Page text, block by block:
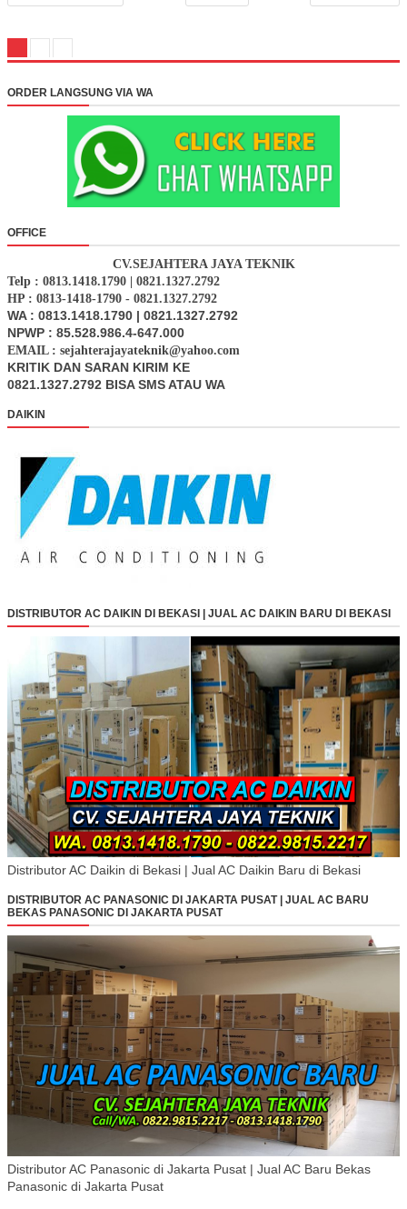
ORDER LANGSUNG VIA WA
OFFICE
CV.SEJAHTERA JAYA TEKNIK
Telp : 0813.1418.1790 | 0821.1327.2792
HP : 0813-1418-1790 - 0821.1327.2792
WA : 0813.1418.1790 | 0821.1327.2792
NPWP : 85.528.986.4-647.000
EMAIL : sejahterajayateknik@yahoo.com
KRITIK DAN SARAN KIRIM KE
0821.1327.2792 BISA SMS ATAU WA
DAIKIN
DISTRIBUTOR AC DAIKIN DI BEKASI | JUAL AC DAIKIN BARU DI BEKASI
Distributor AC Daikin di Bekasi | Jual AC Daikin Baru di Bekasi
DISTRIBUTOR AC PANASONIC DI JAKARTA PUSAT | JUAL AC BARU
BEKAS PANASONIC DI JAKARTA PUSAT
Distributor AC Panasonic di Jakarta Pusat | Jual AC Baru Bekas
Panasonic di Jakarta Pusat